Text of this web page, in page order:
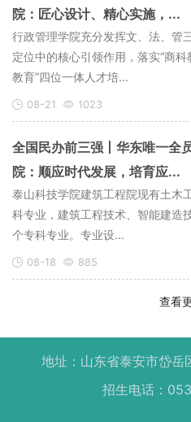
院：匠心设计、精心实施，...
行政管理学院充分发挥文、法、管
定位中的核心引领作用，落实“商
教育”四位一体人才培...
08-21 1023
全国民办前三强丨华东唯一全
院：顺应时代发展，培育应...
泰山科技学院建筑工程院现有土木
科专业，建筑工程技术、智能建造
个专科专业。专业设...
08-18 885
查看
地址：山东省泰安市岱岳
招生电话：